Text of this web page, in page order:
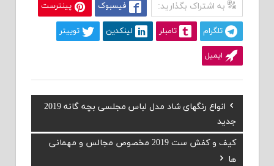
به اشتراک بگذارید: فیسبوک پینترست
تلگرام تامبلر لینکدین توییتر
ایمیل
راهبری
نوشته
Previous
Post:
انواع رنگهای شاد مدل لباس مجلسی بچه گانه 2019
جدید
Next
Post:
کیف و کفش ست 2019 مخصوص مجالس و مهمانی
ها